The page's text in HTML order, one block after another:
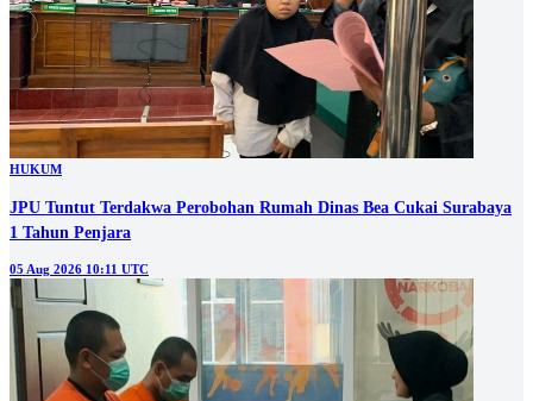
HUKUM
JPU Tuntut Terdakwa Perobohan Rumah Dinas Bea Cukai Surabaya
1 Tahun Penjara
05 Aug 2026 10:11 UTC